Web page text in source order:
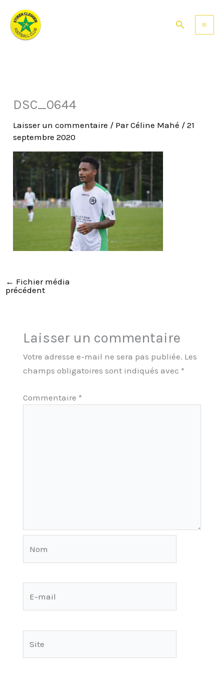
contenu
Rechercher
DSC_0644
Laisser un commentaire / ParCéline Mahé /21
septembre 2020
← Fichier média
précédent
Laisser un commentaire
Votre adresse e-mail ne sera pas publiée. Les
champs obligatoires sont indiqués avec *
Commentaire *